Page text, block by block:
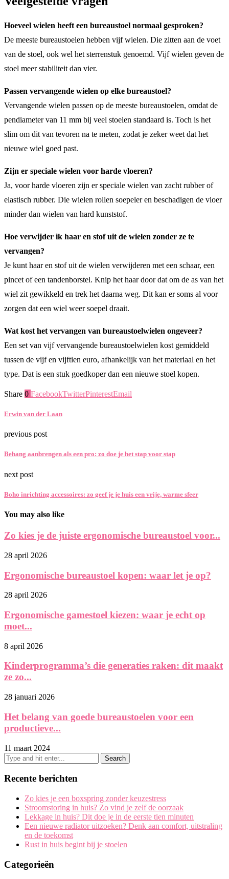
Hoeveel wielen heeft een bureaustoel normaal gesproken?
De meeste bureaustoelen hebben vijf wielen. Die zitten aan de voet
van de stoel, ook wel het sterrenstuk genoemd. Vijf wielen geven de
stoel meer stabiliteit dan vier.
Passen vervangende wielen op elke bureaustoel?
Vervangende wielen passen op de meeste bureaustoelen, omdat de
pendiameter van 11 mm bij veel stoelen standaard is. Toch is het
slim om dit van tevoren na te meten, zodat je zeker weet dat het
nieuwe wiel goed past.
Zijn er speciale wielen voor harde vloeren?
Ja, voor harde vloeren zijn er speciale wielen van zacht rubber of
elastisch rubber. Die wielen rollen soepeler en beschadigen de vloer
minder dan wielen van hard kunststof.
Hoe verwijder ik haar en stof uit de wielen zonder ze te
vervangen?
Je kunt haar en stof uit de wielen verwijderen met een schaar, een
pincet of een tandenborstel. Knip het haar door dat om de as van het
wiel zit gewikkeld en trek het daarna weg. Dit kan er soms al voor
zorgen dat een wiel weer soepel draait.
Wat kost het vervangen van bureaustoelwielen ongeveer?
Een set van vijf vervangende bureaustoelwielen kost gemiddeld
tussen de vijf en vijftien euro, afhankelijk van het materiaal en het
type. Dat is een stuk goedkoper dan een nieuwe stoel kopen.
Share 0 FacebookTwitterPinterestEmail
Erwin van der Laan
previous post
Behang aanbrengen als een pro: zo doe je het stap voor stap
next post
Boho inrichting accessoires: zo geef je je huis een vrije, warme sfeer
You may also like
Zo kies je de juiste ergonomische bureaustoel voor...
28 april 2026
Ergonomische bureaustoel kopen: waar let je op?
28 april 2026
Ergonomische gamestoel kiezen: waar je echt op
moet...
8 april 2026
Kinderprogramma’s die generaties raken: dit maakt
ze zo...
28 januari 2026
Het belang van goede bureaustoelen voor een
productieve...
11 maart 2024
Recente berichten
Zo kies je een boxspring zonder keuzestress
Stroomstoring in huis? Zo vind je zelf de oorzaak
Lekkage in huis? Dit doe je in de eerste tien minuten
Een nieuwe radiator uitzoeken? Denk aan comfort, uitstraling
en de toekomst
Rust in huis begint bij je stoelen
Categorieën